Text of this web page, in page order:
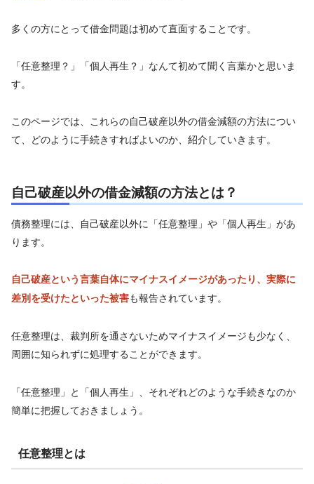
多くの方にとって借金問題は初めて直面することです。
「任意整理？」「個人再生？」なんて初めて聞く言葉かと思いま
す。
このページでは、これらの自己破産以外の借金減額の方法につい
て、どのように手続きすればよいのか、紹介していきます。
自己破産以外の借金減額の方法とは？
債務整理には、自己破産以外に「任意整理」や「個人再生」があ
ります。
自己破産という言葉自体にマイナスイメージがあったり、実際に
差別を受けたといった被害も報告されています。
任意整理は、裁判所を通さないためマイナスイメージも少なく、
周囲に知られずに処理することができます。
「任意整理」と「個人再生」、それぞれどのような手続きなのか
簡単に把握しておきましょう。
任意整理とは